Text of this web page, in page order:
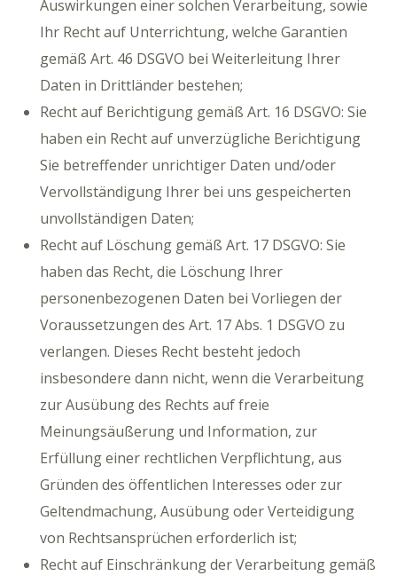
Auswirkungen einer solchen Verarbeitung, sowie
Ihr Recht auf Unterrichtung, welche Garantien
gemäß Art. 46 DSGVO bei Weiterleitung Ihrer
Daten in Drittländer bestehen;
Recht auf Berichtigung gemäß Art. 16 DSGVO: Sie
haben ein Recht auf unverzügliche Berichtigung
Sie betreffender unrichtiger Daten und/oder
Vervollständigung Ihrer bei uns gespeicherten
unvollständigen Daten;
Recht auf Löschung gemäß Art. 17 DSGVO: Sie
haben das Recht, die Löschung Ihrer
personenbezogenen Daten bei Vorliegen der
Voraussetzungen des Art. 17 Abs. 1 DSGVO zu
verlangen. Dieses Recht besteht jedoch
insbesondere dann nicht, wenn die Verarbeitung
zur Ausübung des Rechts auf freie
Meinungsäußerung und Information, zur
Erfüllung einer rechtlichen Verpflichtung, aus
Gründen des öffentlichen Interesses oder zur
Geltendmachung, Ausübung oder Verteidigung
von Rechtsansprüchen erforderlich ist;
Recht auf Einschränkung der Verarbeitung gemäß